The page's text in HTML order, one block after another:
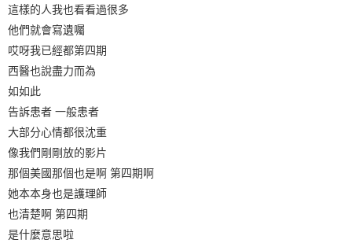
這樣的人我也看看過很多
他們就會寫遺囑
哎呀我已經都第四期
西醫也說盡力而為
如如此
告訴患者 一般患者
大部分心情都很沈重
像我們剛剛放的影片
那個美國那個也是啊 第四期啊
她本本身也是護理師
也清楚啊 第四期
是什麼意思啦